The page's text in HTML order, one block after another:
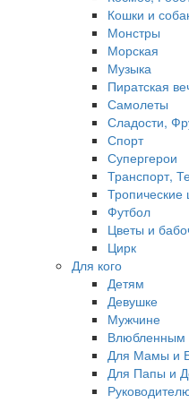
Кошки и
Монстры
Морская
Музыка
Пиратская
Самолеты
Сладости,
Спорт
Супергерои
Транспорт,
Футбол
Цветы и
Цирк
Для кого
Детям
Девушке
Мужчине
Влюбленным
Для Мамы и
Для Папы и